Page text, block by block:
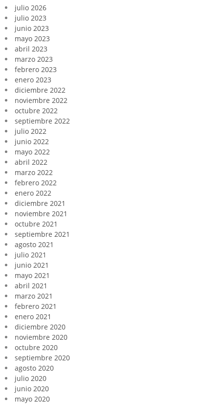
julio 2026
julio 2023
junio 2023
mayo 2023
abril 2023
marzo 2023
febrero 2023
enero 2023
diciembre 2022
noviembre 2022
octubre 2022
septiembre 2022
julio 2022
junio 2022
mayo 2022
abril 2022
marzo 2022
febrero 2022
enero 2022
diciembre 2021
noviembre 2021
octubre 2021
septiembre 2021
agosto 2021
julio 2021
junio 2021
mayo 2021
abril 2021
marzo 2021
febrero 2021
enero 2021
diciembre 2020
noviembre 2020
octubre 2020
septiembre 2020
agosto 2020
julio 2020
junio 2020
mayo 2020